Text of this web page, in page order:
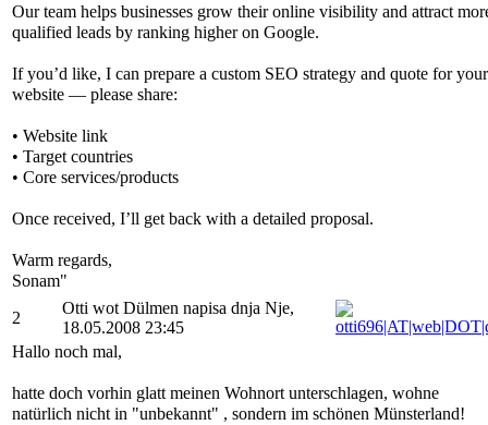
Our team helps businesses grow their online visibility and attract
qualified leads by ranking higher on Google.
If you’d like, I can prepare a custom SEO strategy and quote for your
website — please share:
• Website link
• Target countries
• Core services/products
Once received, I’ll get back with a detailed proposal.
Warm regards,
Sonam"
2
Otti wot Dülmen napisa dnja Nje,
18.05.2008 23:45
Hallo noch mal,
hatte doch vorhin glatt meinen Wohnort unterschlagen, wohne
natürlich nicht in "unbekannt" , sondern im schönen Münsterland!